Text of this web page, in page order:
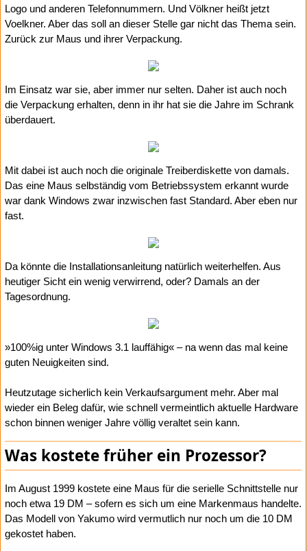
Logo und anderen Telefonnummern. Und Völkner heißt jetzt
Voelkner. Aber das soll an dieser Stelle gar nicht das Thema sein.
Zurück zur Maus und ihrer Verpackung.
Im Einsatz war sie, aber immer nur selten. Daher ist auch noch
die Verpackung erhalten, denn in ihr hat sie die Jahre im Schrank
überdauert.
Mit dabei ist auch noch die originale Treiberdiskette von damals.
Das eine Maus selbständig vom Betriebssystem erkannt wurde
war dank Windows zwar inzwischen fast Standard. Aber eben nur
fast.
Da könnte die Installationsanleitung natürlich weiterhelfen. Aus
heutiger Sicht ein wenig verwirrend, oder? Damals an der
Tagesordnung.
»100%ig unter Windows 3.1 lauffähig« – na wenn das mal keine
guten Neuigkeiten sind.
Heutzutage sicherlich kein Verkaufsargument mehr. Aber mal
wieder ein Beleg dafür, wie schnell vermeintlich aktuelle Hardware
schon binnen weniger Jahre völlig veraltet sein kann.
Was kostete früher ein Prozessor?
Im August 1999 kostete eine Maus für die serielle Schnittstelle nur
noch etwa 19 DM – sofern es sich um eine Markenmaus handelte.
Das Modell von Yakumo wird vermutlich nur noch um die 10 DM
gekostet haben.